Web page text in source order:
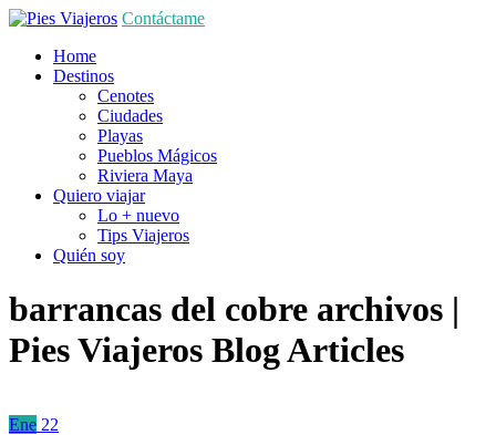
Contáctame
Home
Destinos
Cenotes
Ciudades
Playas
Pueblos Mágicos
Riviera Maya
Quiero viajar
Lo + nuevo
Tips Viajeros
Quién soy
barrancas del cobre archivos |
Pies Viajeros Blog Articles
Ene 22